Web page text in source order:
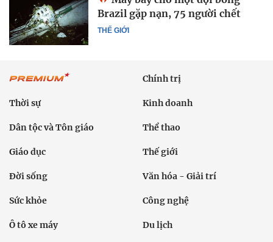
THẾ GIỚI
Brazil gặp nạn, 75 người chết
Chính trị
Thời sự Kinh doanh
Dân tộc và Tôn giáo Thể thao
Giáo dục Thế giới
Đời sống Văn hóa - Giải trí
Sức khỏe Công nghệ
Ô tô xe máy Du lịch